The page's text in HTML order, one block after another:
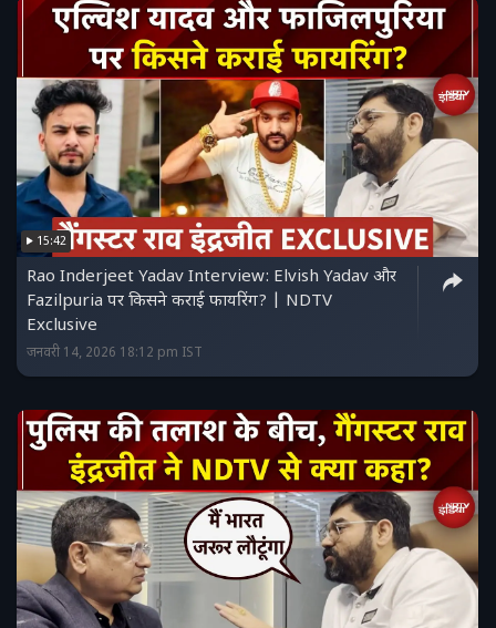
15:42
Rao Inderjeet Yadav Interview: Elvish Yadav और
Fazilpuria पर किसने कराई फायरिंग? | NDTV
Exclusive
जनवरी 14, 2026 18:12 pm IST